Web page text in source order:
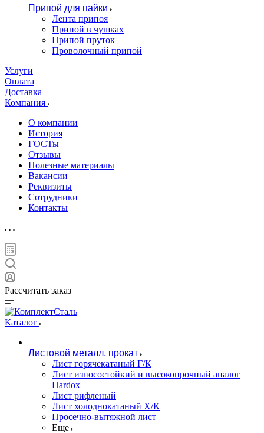
Припой для пайки
Лента припоя
Припой в чушках
Припой пруток
Проволочный припой
Услуги
Оплата
Доставка
Компания
О компании
История
ГОСТы
Отзывы
Полезные материалы
Вакансии
Реквизиты
Сотрудники
Контакты
Рассчитать заказ
Каталог
Листовой металл, прокат
Лист горячекатаный Г/К
Лист износостойкий и высокопрочный аналог
Hardox
Лист рифленый
Лист холоднокатаный Х/К
Просечно-вытяжной лист
Еще